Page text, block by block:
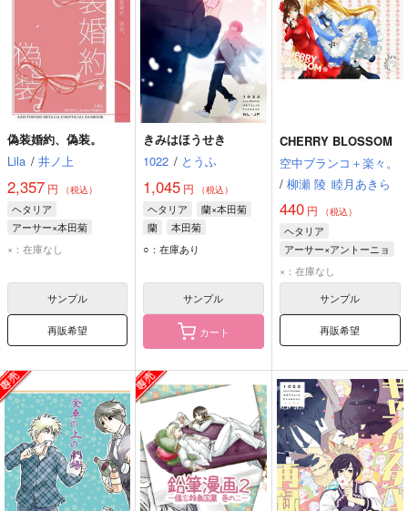
偽装婚約、偽装。
Lila / 井ノ上
2,357 円 （税込）
ヘタリア
アーサー×本田菊
アーサー・カークランド
×：在庫なし
サンプル
再販希望
きみはほうせき
1022 / とうふ
1,045 円 （税込）
ヘタリア
蘭×本田菊
蘭
本田菊
○：在庫あり
サンプル
カート
CHERRY BLOSSOM
空中ブランコ＋楽々。
/ 柳瀬 陵 睦月あきら
440円 （税込）
ヘタリア
アーサー×アントーニョ
アーサー・カークランド
×：在庫なし
サンプル
再販希望